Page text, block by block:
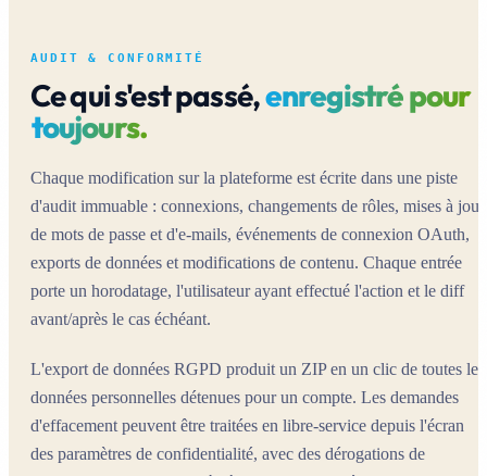
AUDIT & CONFORMITÉ
Ce qui s'est passé,enregistré pour
toujours.
Chaque modification sur la plateforme est écrite dans une piste
d'audit immuable : connexions, changements de rôles, mises à jour
de mots de passe et d'e-mails, événements de connexion OAuth,
exports de données et modifications de contenu. Chaque entrée
porte un horodatage, l'utilisateur ayant effectué l'action et le diff
avant/après le cas échéant.
L'export de données RGPD produit un ZIP en un clic de toutes les
données personnelles détenues pour un compte. Les demandes
d'effacement peuvent être traitées en libre-service depuis l'écran
des paramètres de confidentialité, avec des dérogations de